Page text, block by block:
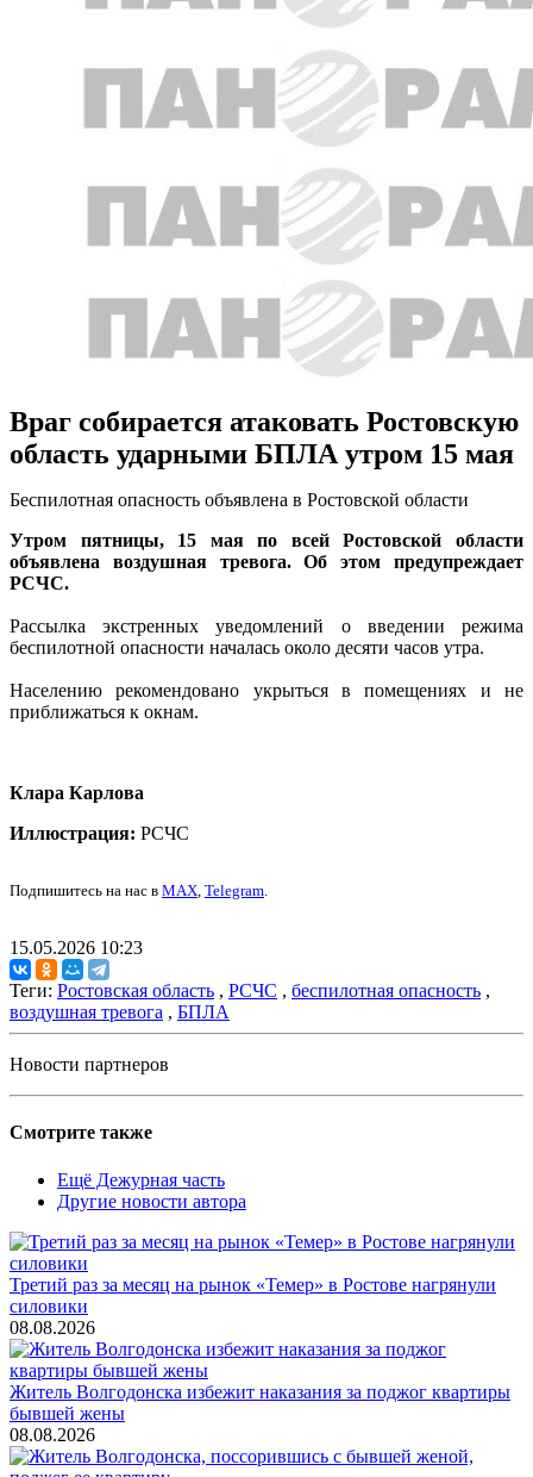
Враг собирается атаковать Ростовскую
область ударными БПЛА утром 15 мая
Беспилотная опасность объявлена в Ростовской области
Утром пятницы, 15 мая по всей Ростовской области
объявлена воздушная тревога. Об этом предупреждает
РСЧС.
Рассылка экстренных уведомлений о введении режима
беспилотной опасности началась около десяти часов утра.
Населению рекомендовано укрыться в помещениях и не
приближаться к окнам.
Клара Карлова
Иллюстрация: РСЧС
Подпишитесь на нас в MAX, Telegram.
15.05.2026 10:23
Теги: Ростовская область , РСЧС , беспилотная опасность ,
воздушная тревога , БПЛА
Новости партнеров
Смотрите также
Ещё Дежурная часть
Другие новости автора
Третий раз за месяц на рынок «Темер» в Ростове нагрянули
силовики
08.08.2026
Житель Волгодонска избежит наказания за поджог квартиры
бывшей жены
08.08.2026